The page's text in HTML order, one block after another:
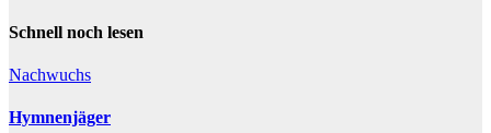
Schnell noch lesen
Nachwuchs
Hymnenjäger